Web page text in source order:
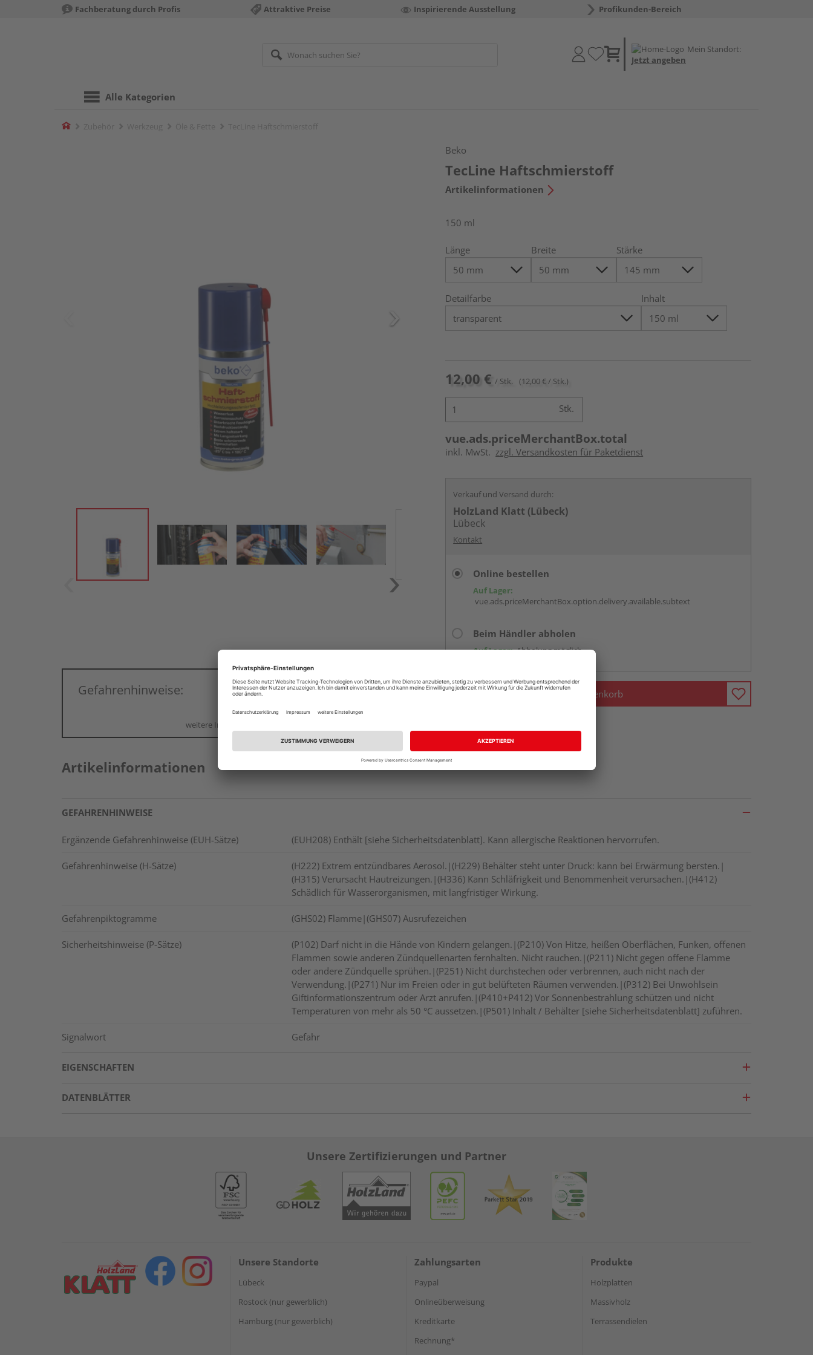
Fachberatung durch Profis Attraktive Preise Inspirierende Ausstellung Profikunden-Bereich
Mein Standort:
Jetzt angeben
Alle Kategorien
Home
Gefahrenhinweise:
weitere Informationen
Beko
TecLine Haftschmierstoff
Artikelinformationen
150 ml
Länge Breite Stärke
Detailfarbe Inhalt
12,00 € / Stk. (12,00 € / Stk.)
Stk.
vue.ads.priceMerchantBox.total
inkl. MwSt. zzgl. Versandkosten für Paketdienst
Verkauf und Versand durch:
HolzLand Klatt (Lübeck)
Lübeck
Kontakt
Online bestellen
Auf Lager:
vue.ads.priceMerchantBox.option.delivery.available.subtext
Beim Händler abholen
Auf Lager:Abholung möglich
In den Warenkorb
Artikelinformationen
GEFAHRENHINWEISE
Ergänzende Gefahrenhinweise (EUH-Sätze) (EUH208) Enthält [siehe Sicherheitsdatenblatt]. Kann allergische Reaktionen hervorrufen.
Gefahrenhinweise (H-Sätze)
(H222) Extrem entzündbares Aerosol.|(H229) Behälter steht unter Druck: kann bei Erwärmung bersten.|
(H315) Verursacht Hautreizungen.|(H336) Kann Schläfrigkeit und Benommenheit verursachen.|(H412)
Schädlich für Wasserorganismen, mit langfristiger Wirkung.
Gefahrenpiktogramme (GHS02) Flamme|(GHS07) Ausrufezeichen
Sicherheitshinweise (P-Sätze)
(P102) Darf nicht in die Hände von Kindern gelangen.|(P210) Von Hitze, heißen Oberflächen, Funken, offenen
Flammen sowie anderen Zündquellenarten fernhalten. Nicht rauchen.|(P211) Nicht gegen offene Flamme
oder andere Zündquelle sprühen.|(P251) Nicht durchstechen oder verbrennen, auch nicht nach der
Verwendung.|(P271) Nur im Freien oder in gut belüfteten Räumen verwenden.|(P312) Bei Unwohlsein
Giftinformationszentrum oder Arzt anrufen.|(P410+P412) Vor Sonnenbestrahlung schützen und nicht
Temperaturen von mehr als 50 °C aussetzen.|(P501) Inhalt / Behälter [siehe Sicherheitsdatenblatt] zuführen.
Signalwort Gefahr
EIGENSCHAFTEN
DATENBLÄTTER
Unsere Zertifizierungen und Partner
Unsere Standorte
Lübeck
Rostock (nur gewerblich)
Hamburg (nur gewerblich)
Zahlungsarten
Paypal
Onlineüberweisung
Kreditkarte
Rechnung*
Produkte
Holzplatten
Massivholz
Terrassendielen